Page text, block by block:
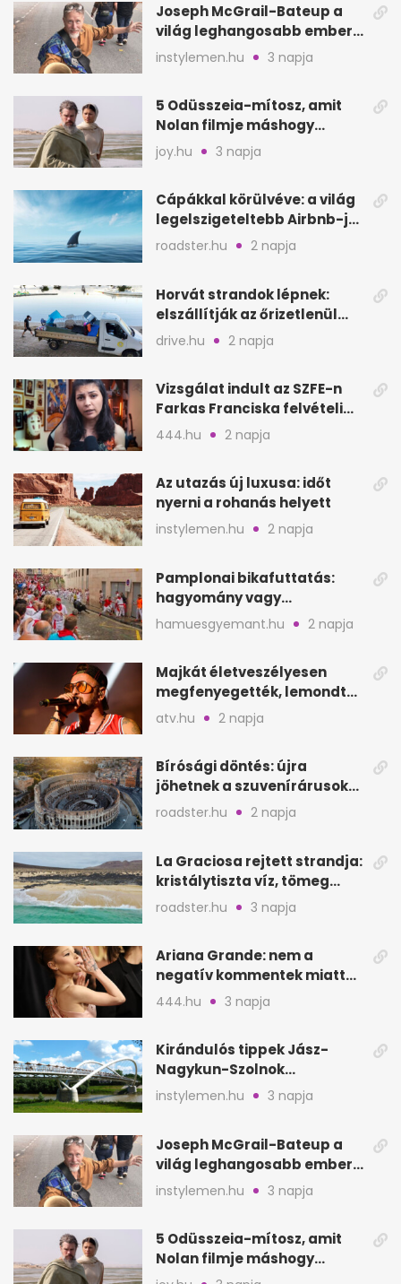
Joseph McGrail-Bateup a
világ leghangosabb embere
lett Ausztráliából
instylemen.hu 3 napja
5 Odüsszeia-mítosz, amit
Nolan filmje máshogy
mutat, mint Homérosz
joy.hu 3 napja
Cápákkal körülvéve: a világ
legelszigeteltebb Airbnb-je
a nyílt tengeren
roadster.hu 2 napja
Horvát strandok lépnek:
elszállítják az őrizetlenül
hagyott törölközőket
drive.hu 2 napja
Vizsgálat indult az SZFE-n
Farkas Franciska felvételi
videója után
444.hu 2 napja
Az utazás új luxusa: időt
nyerni a rohanás helyett
instylemen.hu 2 napja
Pamplonai bikafuttatás:
hagyomány vagy
értelmetlen vérontás?
hamuesgyemant.hu 2 napja
Majkát életveszélyesen
megfenyegették, lemondta
a sepsiszentgyörgyi
atv.hu 2 napja
Bírósági döntés: újra
jöhetnek a szuvenírárusok
Európa ikonikus helyére
roadster.hu 2 napja
La Graciosa rejtett strandja:
kristálytiszta víz, tömeg
nélkül
roadster.hu 3 napja
Ariana Grande: nem a
negatív kommentek miatt
vonul vissza
444.hu 3 napja
Kirándulós tippek Jász-
Nagykun-Szolnok
megyében: 6 kihagyhatatlan
hely
instylemen.hu 3 napja
Joseph McGrail-Bateup a
világ leghangosabb embere
lett Ausztráliából
instylemen.hu 3 napja
5 Odüsszeia-mítosz, amit
Nolan filmje máshogy
mutat, mint Homérosz